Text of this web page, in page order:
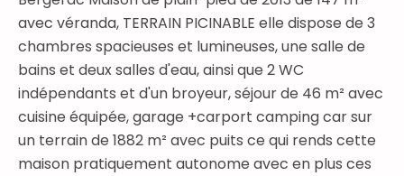
avec véranda, TERRAIN PICINABLE elle dispose de 3
chambres spacieuses et lumineuses, une salle de
bains et deux salles d'eau, ainsi que 2 WC
indépendants et d'un broyeur, séjour de 46 m² avec
cuisine équipée, garage +carport camping car sur
un terrain de 1882 m² avec puits ce qui rends cette
maison pratiquement autonome avec en plus ces